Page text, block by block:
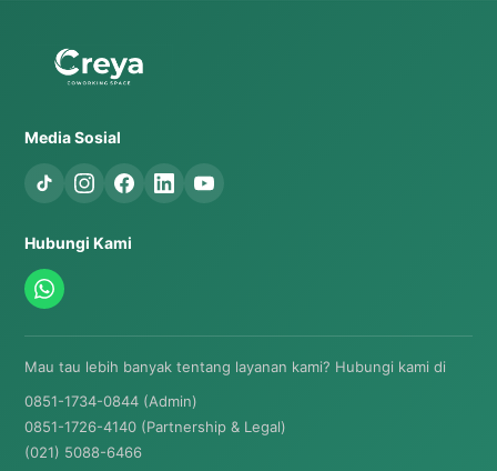
Media Sosial
Hubungi Kami
Mau tau lebih banyak tentang layanan kami? Hubungi kami di
0851-1734-0844 (Admin)
0851-1726-4140 (Partnership & Legal)
(021) 5088-6466